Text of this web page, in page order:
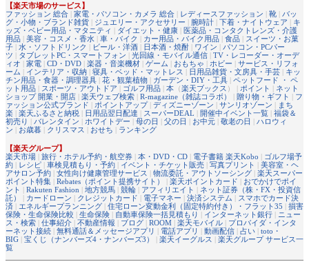
【楽天市場のサービス】
ファッション 総合 | 家電・パソコン・カメラ 総合 | レディースファッション | 靴 | バッ
グ・小物・ブランド雑貨 | ジュエリー・アクセサリー | 腕時計 | 下着・ナイトウェア | キ
ッズ・ベビー用品・マタニティ | ダイエット・健康 | 医薬品・コンタクトレンズ・介護
用品 | 美容・コスメ・香水 | 車・バイク | カー用品・バイク用品 | 食品 | スイーツ・お菓
子 | 水・ソフトドリンク | ビール・洋酒 | 日本酒・焼酎 | ワイン | パソコン・PCパー
ツ | タブレットPC・スマートフォン | 光回線・モバイル通信 | TV・レコーダー・オーデ
ィオ | 家電 | CD・DVD | 楽器・音楽機材 | ゲーム | おもちゃ | ホビー | サービス・リフォ
ーム | インテリア・収納 | 寝具・ベッド・マットレス | 日用品雑貨・文房具・手芸 | キッ
チン用品・食器・調理器具 | 花・観葉植物 | ガーデン・DIY・工具 | ペットフード ・ ペ
ット用品 | スポーツ・アウトドア | ゴルフ用品 | 本 （楽天ブックス ） | ポイント | ネット
ショップ 開業・開店 | 楽天ウェブ検索 | R-magazine（雑誌コラボ） | 贈り物・ギフト | フ
ァッション公式ブランド | ポイントアップ| ディズニーゾーン | サンリオゾーン | まち
楽 | 楽天ふるさと納税 | 日用品翌日配達 | スーパーDEAL | 開催中イベント一覧 | 福袋＆
初売り | バレンタイン | ホワイトデー | 母の日 | 父の日 | お中元 | 敬老の日 | ハロウィ
ン | お歳暮 | クリスマス | おせち | ランキング
【楽天グループ】
楽天市場 | 旅行・ホテル予約・航空券 | 本・DVD・CD | 電子書籍 楽天Kobo | ゴルフ場予
約 | レシピ | 車検見積もり・予約 | イベント・チケット販売 | 写真プリント | 美容室・ヘ
アサロン予約 | 女性向け健康管理サービス | 物流委託・アウトソーシング | 楽天スーパー
ポイント特集 | Rebates（ポイント提携サイト） | 楽天ポイントカード | おでかけでポイ
ント | Rakuten Fashion | 地方競馬 | 競輪 | アフィリエイト | ネット証券（株・FX・投資信
託）
| カードローン | クレジットカード | 電子マネー | 決済システム | スマホでカード決
済 | エネルギープランニング | 住宅ローン変動金利（固定特約付き）・フラット35 | 損害
保険・生命保険比較 | 生命保険 | 自動車保険一括見積もり | インターネット銀行 | ニュー
ス・検索 | 仕事紹介 | 不動産情報 | ブログ | ROOM | 楽天モバイル | プロバイダ・インタ
ーネット接続 | 無料通話＆メッセージアプリ | 電話アプリ | 動画配信 | 占い | toto・
BIG | 宝くじ（ナンバーズ4・ナンバーズ3） | 楽天イーグルス | 楽天グループ サービス一
覧